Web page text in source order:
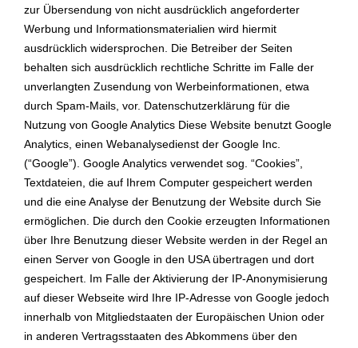
zur Übersendung von nicht ausdrücklich angeforderter
Werbung und Informationsmaterialien wird hiermit
ausdrücklich widersprochen. Die Betreiber der Seiten
behalten sich ausdrücklich rechtliche Schritte im Falle der
unverlangten Zusendung von Werbeinformationen, etwa
durch Spam-Mails, vor. Datenschutzerklärung für die
Nutzung von Google Analytics Diese Website benutzt Google
Analytics, einen Webanalysedienst der Google Inc.
(“Google”). Google Analytics verwendet sog. “Cookies”,
Textdateien, die auf Ihrem Computer gespeichert werden
und die eine Analyse der Benutzung der Website durch Sie
ermöglichen. Die durch den Cookie erzeugten Informationen
über Ihre Benutzung dieser Website werden in der Regel an
einen Server von Google in den USA übertragen und dort
gespeichert. Im Falle der Aktivierung der IP-Anonymisierung
auf dieser Webseite wird Ihre IP-Adresse von Google jedoch
innerhalb von Mitgliedstaaten der Europäischen Union oder
in anderen Vertragsstaaten des Abkommens über den